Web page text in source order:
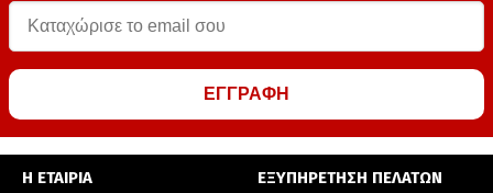
ΕΓΓΡΑΦΗ
Η ΕΤΑΙΡΙΑ ΕΞΥΠΗΡΕΤΗΣΗ ΠΕΛΑΤΩΝ